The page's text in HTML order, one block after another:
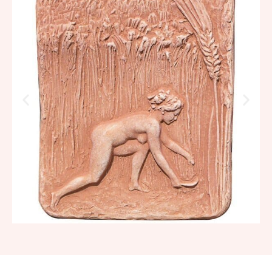
100,88€–121,06€